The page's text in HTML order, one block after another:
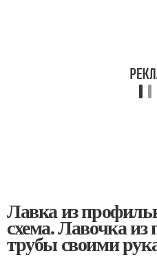
Лавка из
схема. Лавочка
трубы своими